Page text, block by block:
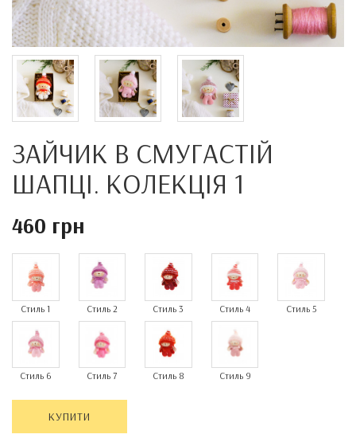
ЗАЙЧИК В СМУГАСТІЙ
ШАПЦІ. КОЛЕКЦІЯ 1
460 грн
Стиль 1 Стиль 2 Стиль 3 Стиль 4 Стиль 5
Стиль 6 Стиль 7 Стиль 8 Стиль 9
КУПИТИ